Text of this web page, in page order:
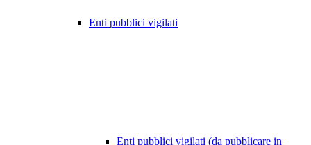
Enti pubblici vigilati
Enti pubblici vigilati (da pubblicare in